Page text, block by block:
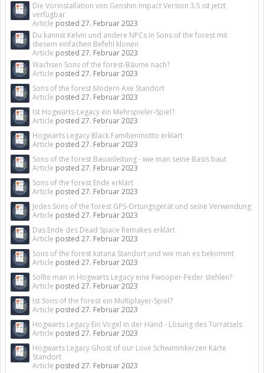
Die Vorinstallation von Genshin Impact Version 3.5 ist jetzt
verfügbar
Article posted 27. Februar 2023
Du kannst Kelvin und andere NPCs in Sons of the forest mit
diesem einfachen Befehl klonen
Article posted 27. Februar 2023
Wachsen Sons of the forest-Bäume nach?
Article posted 27. Februar 2023
Sons of the forest Modern Axe Standort
Article posted 27. Februar 2023
Ist Hogwarts-Legacy ein Mehrspieler-Spiel?
Article posted 27. Februar 2023
Hogwarts Legacy Black Familienmotto erklärt
Article posted 27. Februar 2023
Sons of the forest Bauanleitung - wie man seine Basis baut
Article posted 27. Februar 2023
Sons of the forest Ende erklärt
Article posted 27. Februar 2023
Jedes Sons of the forest GPS-Ortungsgerät und seine Verwendung
Article posted 27. Februar 2023
Das Ende des Dead Space Remakes erklärt
Article posted 27. Februar 2023
Sons of the forest katana Standort und wie man es bekommt
Article posted 27. Februar 2023
Sollte man in Hogwarts Legacy eine Fwooper-Feder stehlen?
Article posted 27. Februar 2023
Ist Sons of the forest ein Multiplayer-Spiel?
Article posted 27. Februar 2023
Hogwarts Legacy Ein Vogel in der Hand - Lösung des Türrätsels
Article posted 27. Februar 2023
Hogwarts Legacy Ghost of our Love Schwimmkerzen Karte
Standort
Article posted 27. Februar 2023